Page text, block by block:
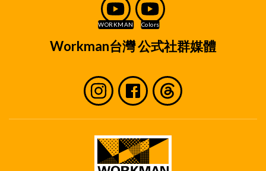
Workman台灣 公式社群媒體